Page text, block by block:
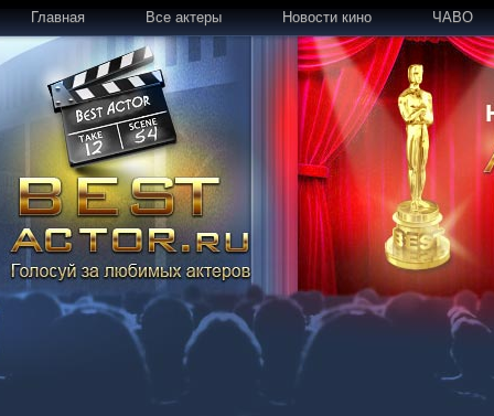
Главная Все актеры Новости кино ЧАВО